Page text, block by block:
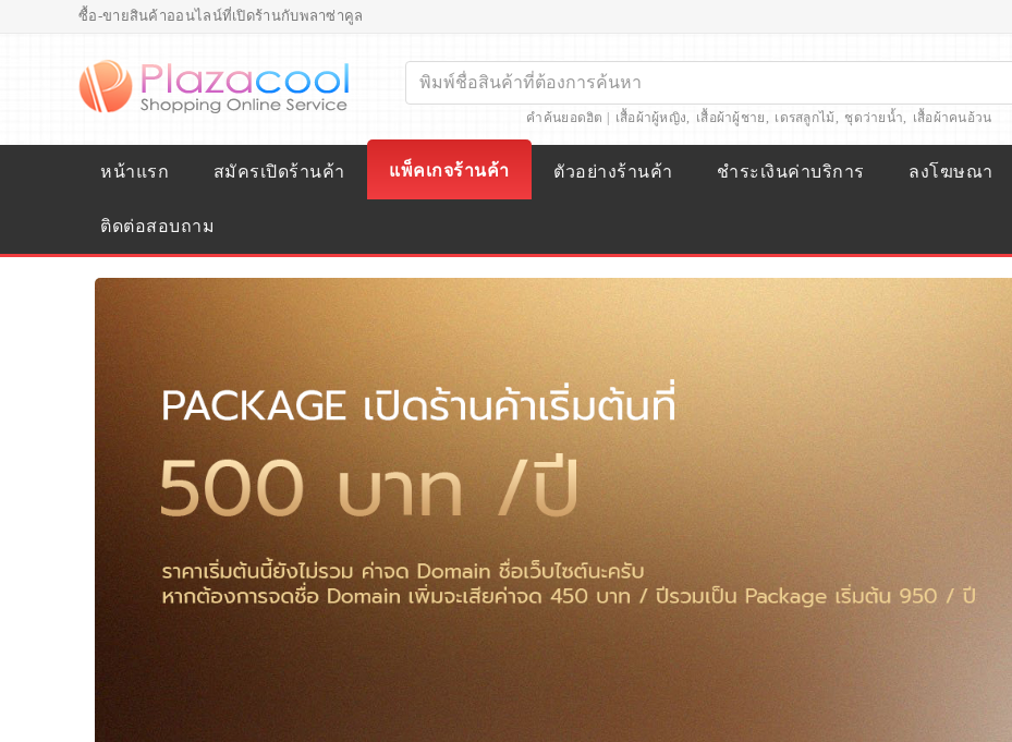
ซื้อ-ขายสินค้าออนไลน์ที่เปิดร้านกับพลาซ่าคูล
คำค้นยอดฮิต | เสื้อผ้าผู้หญิง, เสื้อผ้าผู้ชาย, เดรสลูกไม้, ชุดว่ายน้ำ, เสื้อผ้าคนอ้วน
หน้าแรก สมัครเปิดร้านค้า แพ็คเกจร้านค้า ตัวอย่างร้านค้า ชำระเงินค่าบริการ ลงโฆษณา
ติดต่อสอบถาม